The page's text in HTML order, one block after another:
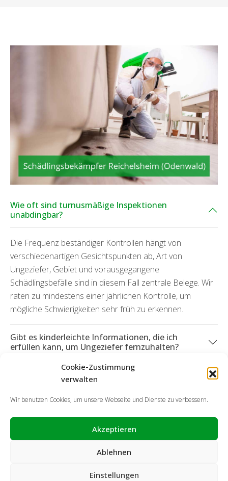
Cookie-Zustimmung
verwalten
Wir benutzen Cookies, um unsere Webseite und Dienste zu verbessern.
Akzeptieren
Ablehnen
Einstellungen
Wie oft sind turnusmäßige Inspektionen
unabdingbar?
Die Frequenz beständiger Kontrollen hängt von
verschiedenartigen Gesichtspunkten ab, Art von
Ungeziefer, Gebiet und vorausgegangene
Schädlingsbefälle sind in diesem Fall zentrale Belege. Wir
raten zu mindestens einer jährlichen Kontrolle, um
mögliche Schwierigkeiten sehr früh zu erkennen.
Gibt es kinderleichte Informationen, die ich
erfüllen kann, um Ungeziefer fernzuhalten?
Was geschieht, wenn Sachschäden durch die
Ungeziefer aufgekommen sind?